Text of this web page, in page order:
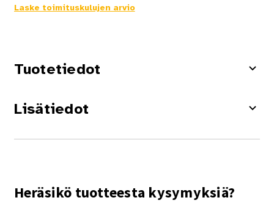
Laske toimituskulujen arvio
Tuotetiedot
Lisätiedot
Heräsikö tuotteesta kysymyksiä?